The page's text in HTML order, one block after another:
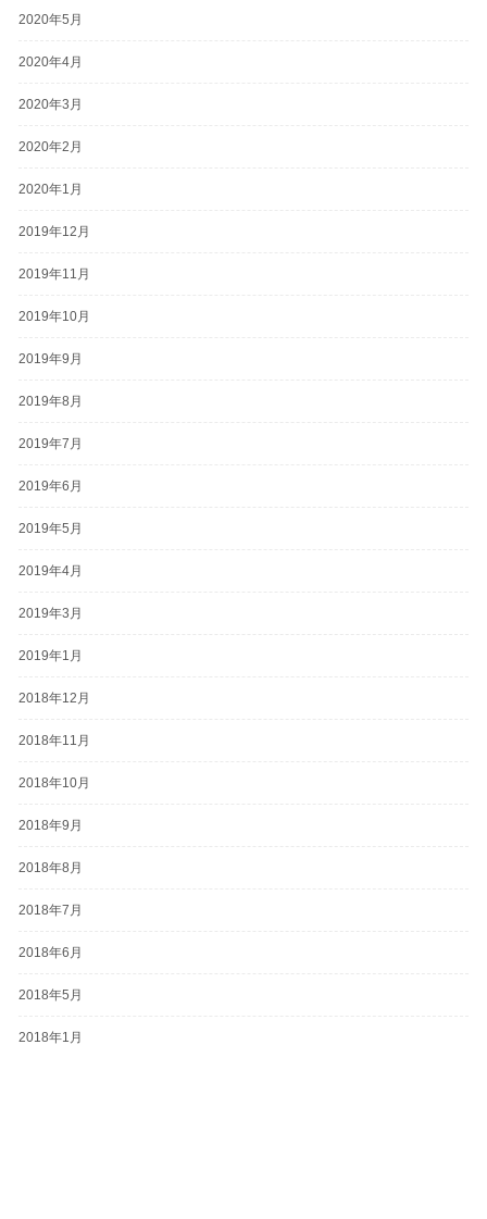
2020年5月
2020年4月
2020年3月
2020年2月
2020年1月
2019年12月
2019年11月
2019年10月
2019年9月
2019年8月
2019年7月
2019年6月
2019年5月
2019年4月
2019年3月
2019年1月
2018年12月
2018年11月
2018年10月
2018年9月
2018年8月
2018年7月
2018年6月
2018年5月
2018年1月